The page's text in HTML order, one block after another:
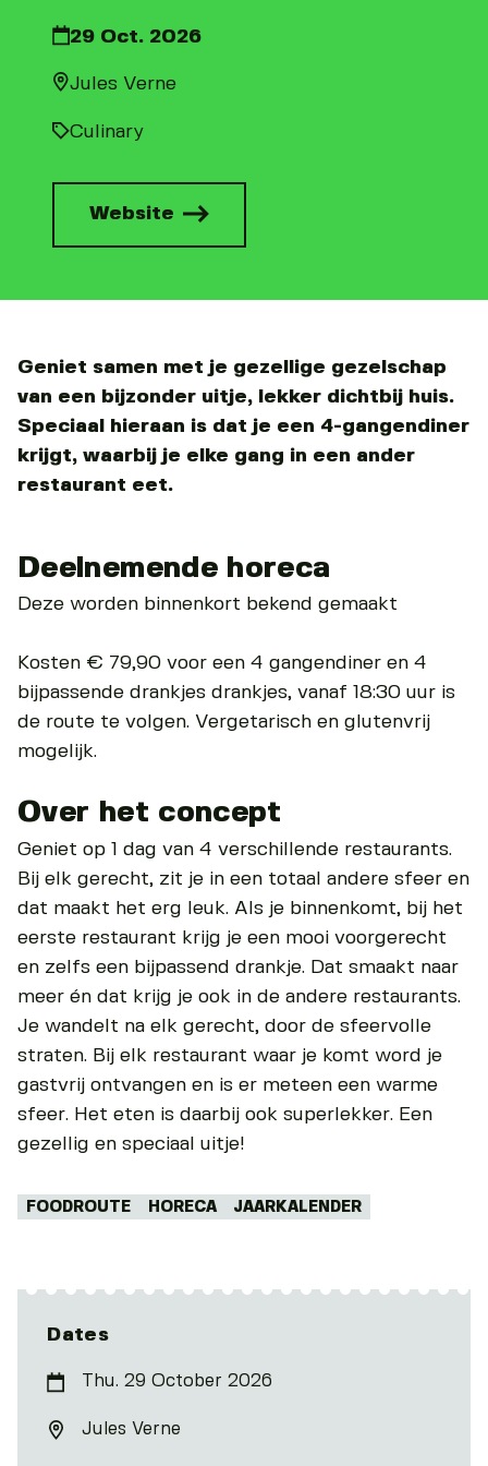
29 Oct. 2026
Jules Verne
Culinary
Website
Geniet samen met je gezellige gezelschap
van een bijzonder uitje, lekker dichtbij huis.
Speciaal hieraan is dat je een 4-gangendiner
krijgt, waarbij je elke gang in een ander
restaurant eet.
Deelnemende horeca
Deze worden binnenkort bekend gemaakt
Kosten € 79,90 voor een 4 gangendiner en 4
bijpassende drankjes drankjes, vanaf 18:30 uur is
de route te volgen. Vergetarisch en glutenvrij
mogelijk.
Over het concept
Geniet op 1 dag van 4 verschillende restaurants.
Bij elk gerecht, zit je in een totaal andere sfeer en
dat maakt het erg leuk. Als je binnenkomt, bij het
eerste restaurant krijg je een mooi voorgerecht
en zelfs een bijpassend drankje. Dat smaakt naar
meer én dat krijg je ook in de andere restaurants.
Je wandelt na elk gerecht, door de sfeervolle
straten. Bij elk restaurant waar je komt word je
gastvrij ontvangen en is er meteen een warme
sfeer. Het eten is daarbij ook superlekker. Een
gezellig en speciaal uitje!
Tags:
FOODROUTE HORECA JAARKALENDER
Dates
Thu. 29 October 2026
Jules Verne